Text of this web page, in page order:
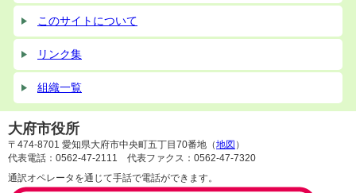
このサイトについて
リンク集
組織一覧
大府市役所
〒474-8701 愛知県大府市中央町五丁目70番地（地図 ）
代表電話：0562-47-2111 代表ファクス：0562-47-7320
通訳オペレータを通じて手話で電話ができます。